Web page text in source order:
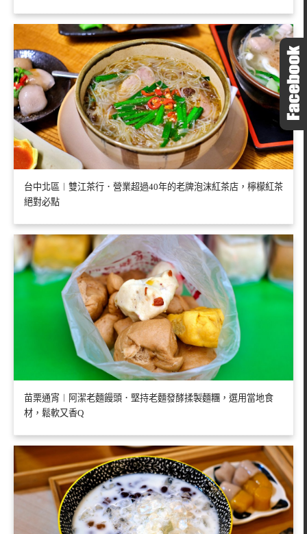
台中北區︱雙江茶行．營業超過40年的老牌泡沫紅茶店，檸檬紅茶
絕對必點
苗栗通宵︱阿潔老麵饅頭．堅持老麵發酵揉製麵糰，選用當地食
材，鬆軟又香Q